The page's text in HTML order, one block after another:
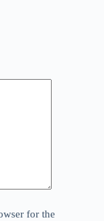
for the